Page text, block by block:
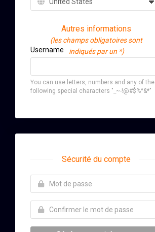
Autres informations
(les champs obligatoires sont
indiqués par un *)
Username
You can use letters, numbers and any of the
following special characters "_~-!@#$%^&*"
Sécurité du compte